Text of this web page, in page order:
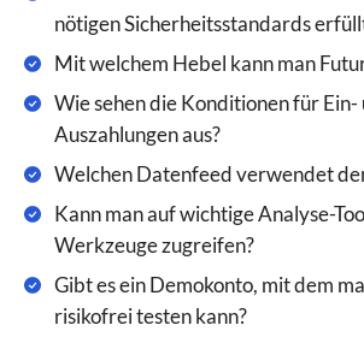
nötigen Sicherheitsstandards
Mit welchem Hebel kann man
Wie sehen die Konditionen für Ein-
Auszahlungen aus?
Welchen Datenfeed verwendet
Kann man auf wichtige Analyse-
Werkzeuge zugreifen?
Gibt es ein Demokonto, mit dem
risikofrei testen kann?